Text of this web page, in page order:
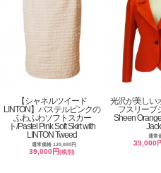
【シャネルツイード
LINTON】パステルピンクの
ふわふわソフトスカー
ト/Pastel Pink Soft Skirt with
LINTON Tweed
通常価格 120,000円
39,000円(税別)
光沢が美しい
フスリーブ
Sheen
通常
39,000